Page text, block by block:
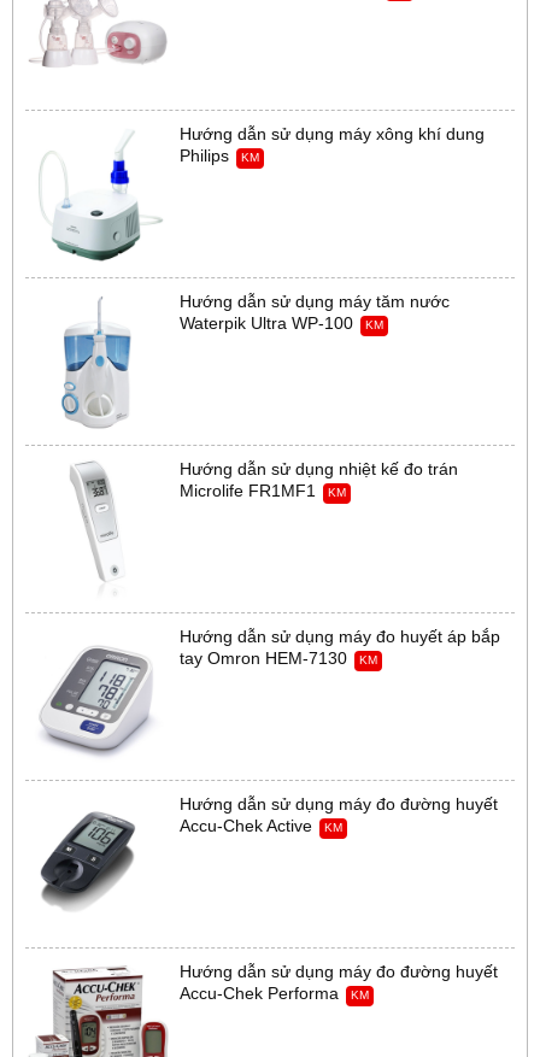
Hướng dẫn sử dụng máy xông khí dung
Philips
KM
Hướng dẫn sử dụng máy tăm nước
Waterpik Ultra WP-100
KM
Hướng dẫn sử dụng nhiệt kế đo trán
Microlife FR1MF1
KM
Hướng dẫn sử dụng máy đo huyết áp bắp
tay Omron HEM-7130
KM
Hướng dẫn sử dụng máy đo đường huyết
Accu-Chek Active
KM
Hướng dẫn sử dụng máy đo đường huyết
Accu-Chek Performa
KM